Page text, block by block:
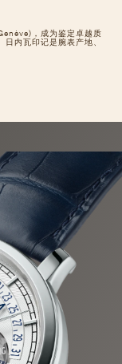
，成为鉴定卓越质
内瓦印记是腕表产地、